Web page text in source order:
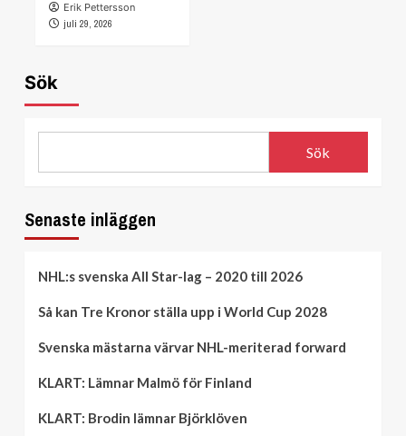
Erik Pettersson
juli 29, 2026
Sök
Sök
Senaste inläggen
NHL:s svenska All Star-lag – 2020 till 2026
Så kan Tre Kronor ställa upp i World Cup 2028
Svenska mästarna värvar NHL-meriterad forward
KLART: Lämnar Malmö för Finland
KLART: Brodin lämnar Björklöven